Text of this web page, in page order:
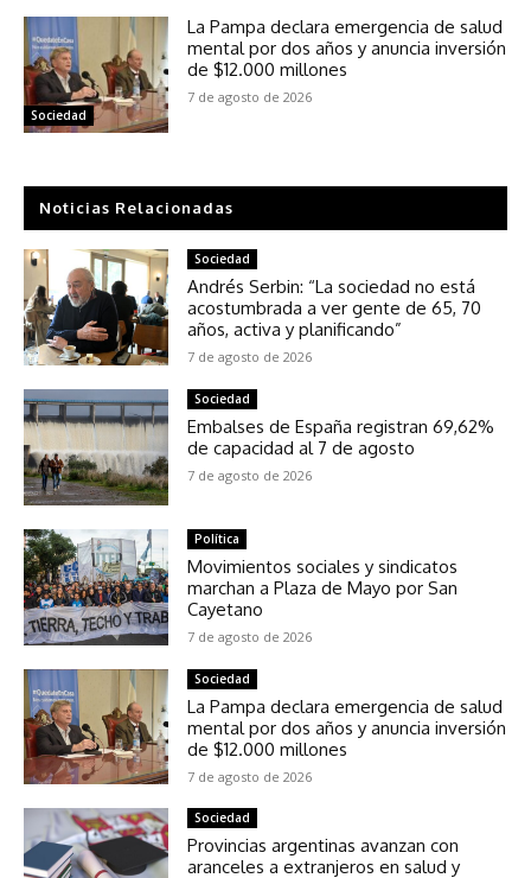
Sociedad
La Pampa declara emergencia de salud
mental por dos años y anuncia inversión
de $12.000 millones
7 de agosto de 2026
Noticias Relacionadas
Sociedad
Andrés Serbin: “La sociedad no está
acostumbrada a ver gente de 65, 70
años, activa y planificando”
7 de agosto de 2026
Sociedad
Embalses de España registran 69,62%
de capacidad al 7 de agosto
7 de agosto de 2026
Política
Movimientos sociales y sindicatos
marchan a Plaza de Mayo por San
Cayetano
7 de agosto de 2026
Sociedad
La Pampa declara emergencia de salud
mental por dos años y anuncia inversión
de $12.000 millones
7 de agosto de 2026
Sociedad
Provincias argentinas avanzan con
aranceles a extranjeros en salud y